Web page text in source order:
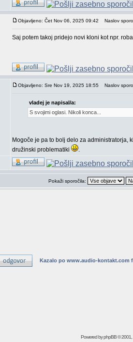
Objavljeno: Čet Nov 06, 2025 09:42 Naslov
Saj potem takoj pridejo novi kloni kot npr.
Objavljeno: Sre Nov 19, 2025 18:55 Naslov
vladej je napisal/a:
S svojimi oglasi. Nikoli konca...
Mogoče je pa to bolj delo za administratorja,
družinski problematiki
.
Pokaži sporočila:
Kazalo po www.audio-kontakt.com
Powered byphpBB© 2001,